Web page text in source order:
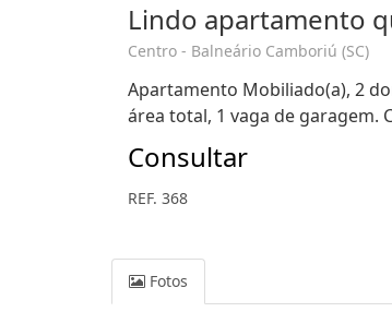
Lindo apartamento
Centro - Balneário Camboriú (SC)
Apartamento Mobiliado(a), 2
área total, 1 vaga de garagem.
Consultar
REF. 368
Fotos